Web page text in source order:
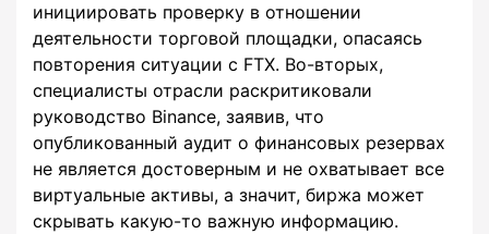
инициировать проверку в отношении
деятельности торговой площадки, опасаясь
повторения ситуации с FTX. Во-вторых,
специалисты отрасли раскритиковали
руководство Binance, заявив, что
опубликованный аудит о финансовых резервах
не является достоверным и не охватывает все
виртуальные активы, а значит, биржа может
скрывать какую-то важную информацию.